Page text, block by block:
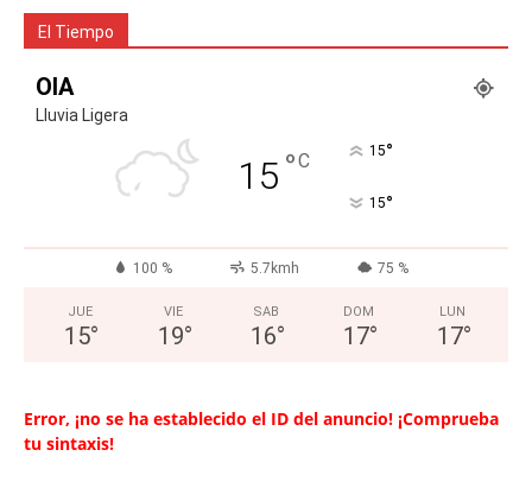
El Tiempo
OIA
Lluvia Ligera
15 °C 15°
15°
100 % 5.7kmh 75 %
JUE
15°
VIE
19°
SAB
16°
DOM
17°
LUN
17°
Error, ¡no se ha establecido el ID del anuncio! ¡Comprueba
tu sintaxis!